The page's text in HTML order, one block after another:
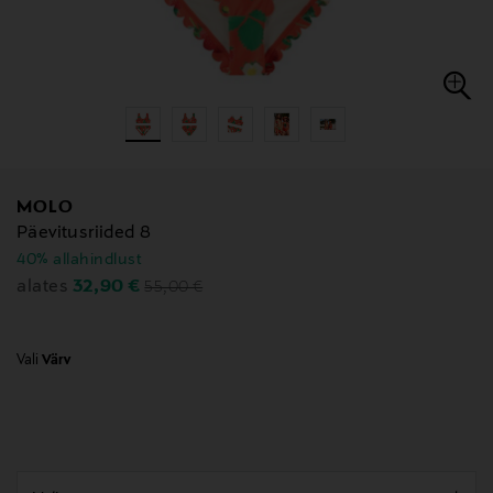
MOLO
Päevitusriided 8
40% allahindlust
alates Discounted Price
32,90 € Original Price
55,00 €
Vali Värv